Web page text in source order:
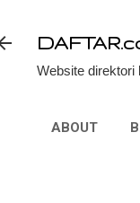
Website direktori
ABOUT